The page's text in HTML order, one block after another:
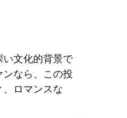
い文化的背景で
なら、この投
ロマンスな